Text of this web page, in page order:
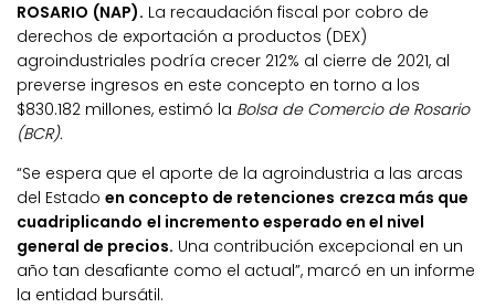
ROSARIO (NAP). La recaudación fiscal por cobro de
derechos de exportación a productos (DEX)
agroindustriales podría crecer 212% al cierre de 2021, al
preverse ingresos en este concepto en torno a los
$830.182 millones, estimó la Bolsa de Comercio de Rosario
(BCR).
“Se espera que el aporte de la agroindustria a las arcas
del Estado en concepto de retenciones crezca más que
cuadriplicando el incremento esperado en el nivel
general de precios. Una contribución excepcional en un
año tan desafiante como el actual”, marcó en un informe
la entidad bursátil.